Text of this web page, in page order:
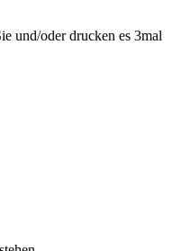
und/oder drucken es 3mal